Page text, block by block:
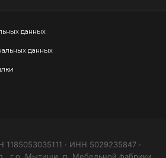
данных
данных
· ИНН 5029235847 ·
г.о. Мытищи, п. Мебельной фабрики,